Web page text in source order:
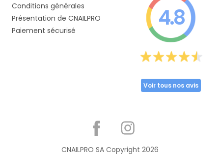
Conditions générales
Présentation de CNAILPRO
Paiement sécurisé
4.8
Voir tous nos avis
CNAILPRO SA Copyright 2026